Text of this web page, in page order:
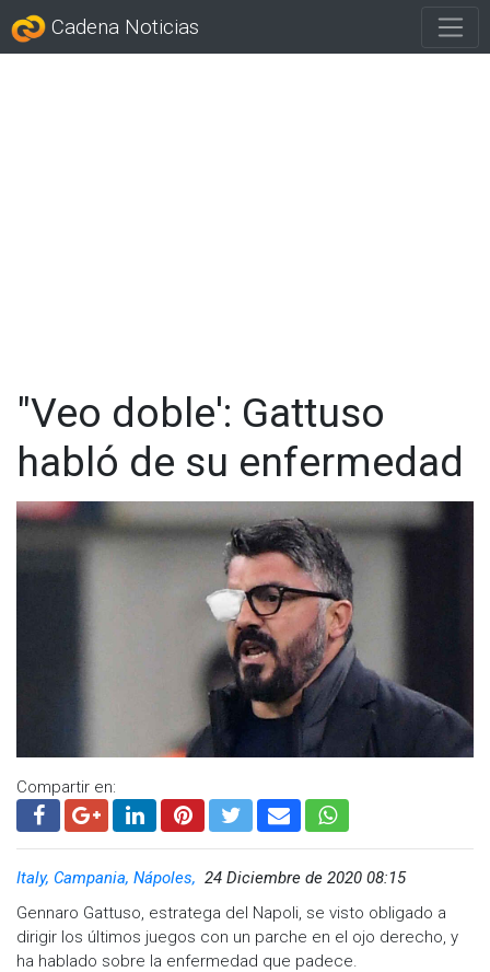
Cadena Noticias
"Veo doble': Gattuso
habló de su enfermedad
Compartir en:
Italy, Campania, Nápoles, 24 Diciembre de 2020 08:15
Gennaro Gattuso, estratega del Napoli, se visto obligado a
dirigir los últimos juegos con un parche en el ojo derecho, y
ha hablado sobre la enfermedad que padece.